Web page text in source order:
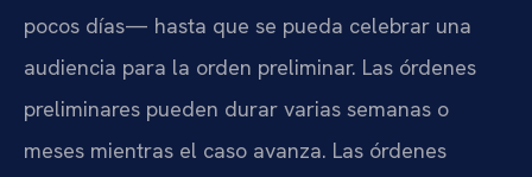
pocos días— hasta que se pueda celebrar una
audiencia para la orden preliminar. Las órdenes
preliminares pueden durar varias semanas o
meses mientras el caso avanza. Las órdenes